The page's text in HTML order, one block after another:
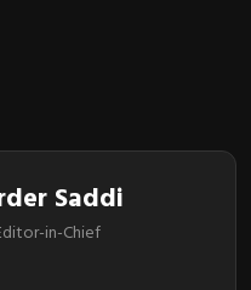
Saddi
in-Chief